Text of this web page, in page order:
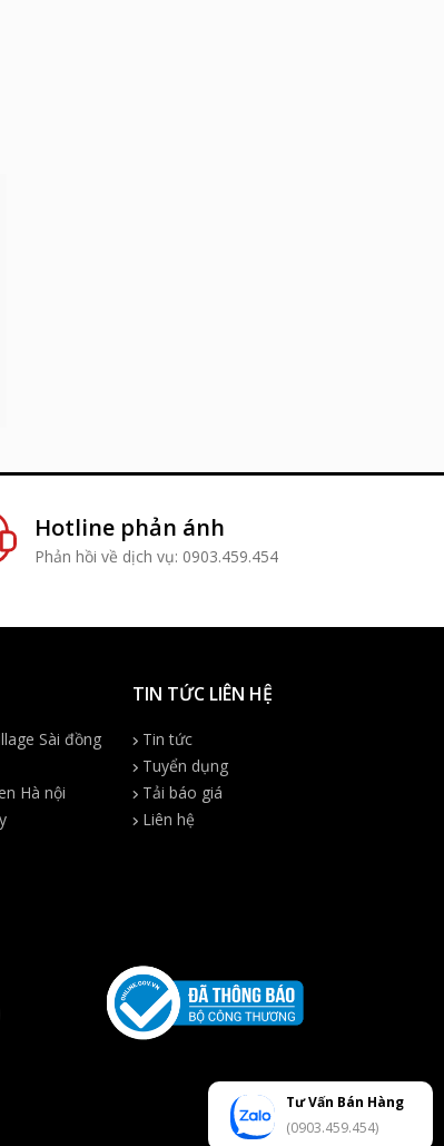
Tư Vấn Bán Hàng
(0903.459.454)
Hotline phản ánh
Phản hồi về dịch vụ: 0903.459.454
Sài đồng
Hà nội
TIN TỨC LIÊN HỆ
Tin tức
Tuyển dụng
Tải báo giá
Liên hệ